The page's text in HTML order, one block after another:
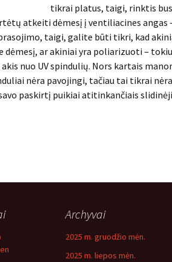
tikrai platus, taigi, rinktis
atkeiti dėmesį į ventiliacines angas
taigi, galite būti tikri, kad
ar akiniai yra poliarizuoti –
nuo UV spindulių. Nors kartais
nėra pavojingi, tačiau tai tikrai
paskirtį puikiai atitinkančiais
Archyvai
2025 m. gruodžio mėn.
2025 m. liepos mėn.